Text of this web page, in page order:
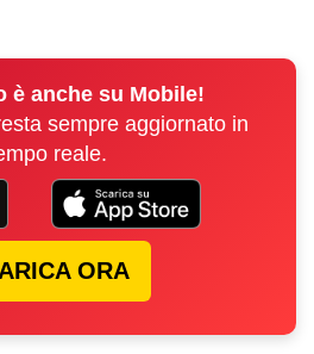
è anche su Mobile!
sempre aggiornato in
reale.
ORA